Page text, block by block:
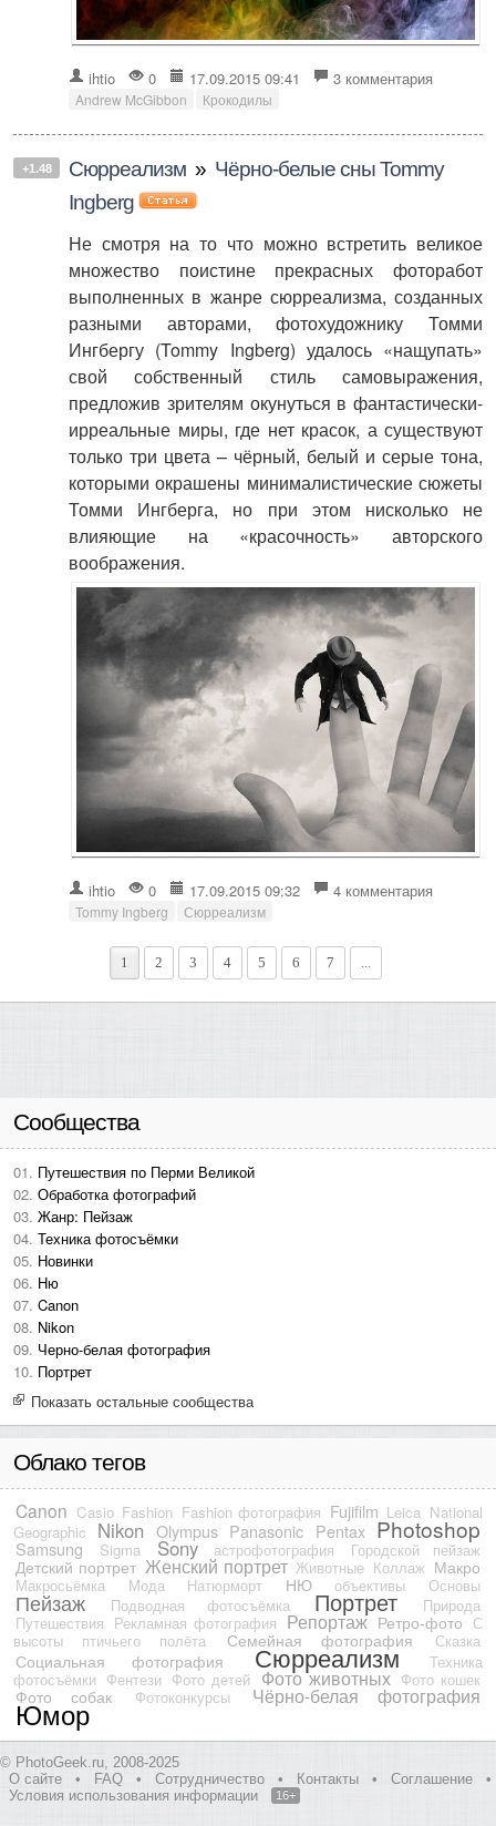
ihtio 0 17.09.2015 09:41 3 комментария
Andrew McGibbon Крокодилы
+1.48 Сюрреализм » Чёрно-белые сны Tommy
Ingberg
Не смотря на то что можно встретить великое
множество поистине прекрасных фоторабот
выполненных в жанре сюрреализма, созданных
разными авторами, фотохудожнику Томми
Ингбергу (Tommy Ingberg) удалось «нащупать»
свой собственный стиль самовыражения,
предложив зрителям окунуться в фантастически-
ирреальные миры, где нет красок, а существуют
только три цвета – чёрный, белый и серые тона,
которыми окрашены минималистические сюжеты
Томми Ингберга, но при этом нисколько не
влияющие на «красочность» авторского
воображения.
ihtio 0 17.09.2015 09:32 4 комментария
Tommy Ingberg Сюрреализм
1 2 3 4 5 6 7 ...
Сообщества
Путешествия по Перми Великой
Обработка фотографий
Жанр: Пейзаж
Техника фотосъёмки
Новинки
Ню
Canon
Nikon
Черно-белая фотография
Портрет
Показать остальные сообщества
Облако тегов
Canon Casio Fashion Fashion фотография Fujifilm Leica National
Geographic
Nikon Olympus Panasonic Pentax Photoshop
Samsung Sigma Sony астрофотография Городской пейзаж
Детский портрет Женский портрет Животные Коллаж Макро
Макросьёмка Мода Натюрморт НЮ объективы Основы
Пейзаж Подводная фотосъёмка Портрет
Природа
Путешествия Рекламная фотография Репортаж Ретро-фото С
высоты птичьего полёта
Семейная фотография Сказка
Социальная фотография Сюрреализм
Техника
фотосъёмки Фентези Фото детей Фото животных Фото кошек
Фото собак Фотоконкурсы Чёрно-белая фотография
Юмор
© PhotoGeek.ru, 2008-2025
О сайте
• FAQ • Сотрудничество • Контакты • Соглашение
•
Условия использования информации
16+